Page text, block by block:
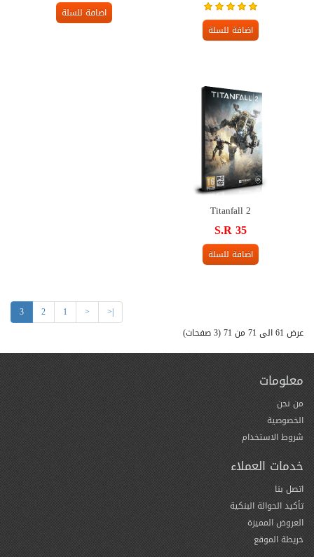
اضافة للسلة
اضافة للسلة
Titanfall 2
S.R 35
اضافة للسلة
|<
<
1
2
3
عرض 61 الى 71 من 71 (3 صفحات)
معلومات
من نحن
الخصوصية
شروط الاستخدام
خدمات العملاء
اتصل بنا
تأكيد الحوالة البنكية
العروض المميزة
خريطة الموقع